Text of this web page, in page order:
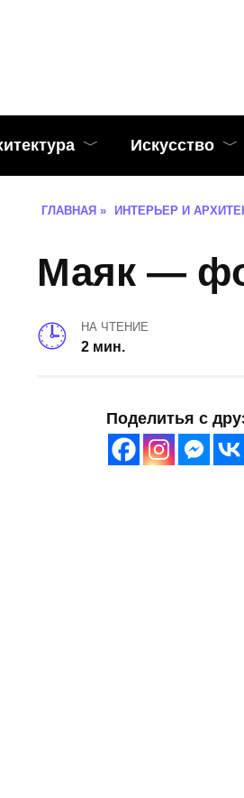
Искусство
ГЛАВНАЯ » ИНТЕРЬЕР И
Маяк —
НА ЧТЕНИЕ
2 мин.
Поделитья с